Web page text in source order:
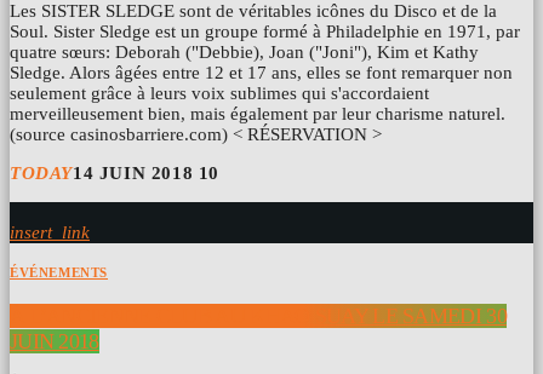
Les SISTER SLEDGE sont de véritables icônes du Disco et de la
Soul. Sister Sledge est un groupe formé à Philadelphie en 1971, par
quatre sœurs: Deborah ("Debbie), Joan ("Joni"), Kim et Kathy
Sledge. Alors âgées entre 12 et 17 ans, elles se font remarquer non
seulement grâce à leurs voix sublimes qui s'accordaient
merveilleusement bien, mais également par leur charisme naturel.
(source casinosbarriere.com) < RÉSERVATION >
TODAY14 JUIN 2018 10
insert_link
ÉVÉNEMENTS
À L’ANCIENNE CLUB AU KHAO SUAY LE SAMEDI 30
JUIN 2018